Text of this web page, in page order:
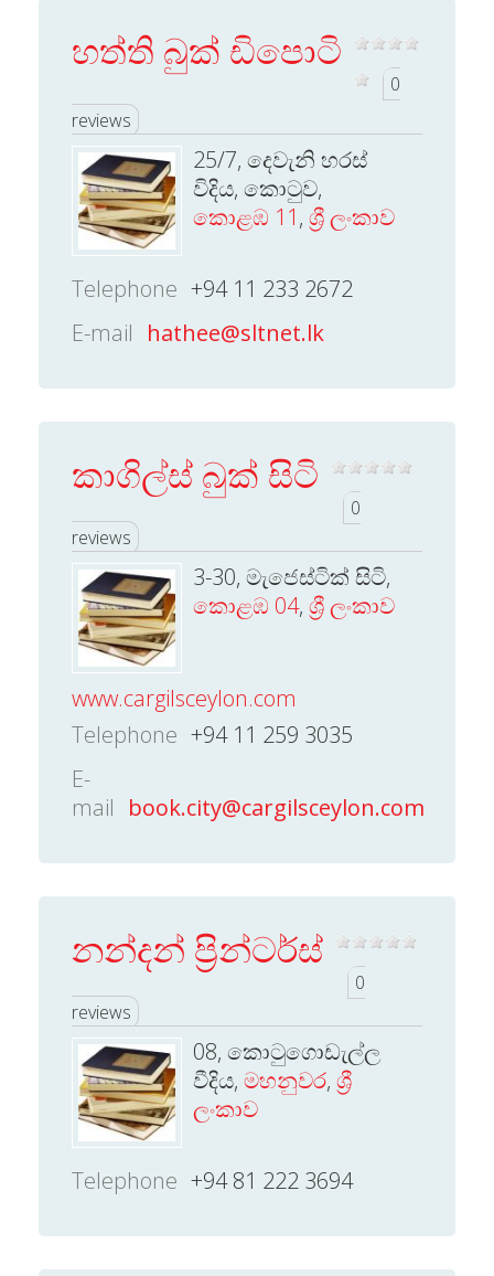
හත්ති බුක් ඩිපොටි
0
reviews
25/7, දෙවැනි හරස්
විදිය, කොටුව,
කොළඹ 11, ශ්‍රී ලංකාව
Telephone +94 11 233 2672
E-mail hathee@sltnet.lk
කාගිල්ස් බුක් සිටි
0
reviews
3-30, මැජෙස්ටික් සිටි,
කොළඹ 04, ශ්‍රී ලංකාව
www.cargilsceylon.com
Telephone +94 11 259 3035
E-
mail book.city@cargilsceylon.com
නන්දන් ප්‍රින්ටර්ස්
0
reviews
08, කොටුගොඩැල්ල
වීදිය, මහනුවර, ශ්‍රී
ලංකාව
Telephone +94 81 222 3694